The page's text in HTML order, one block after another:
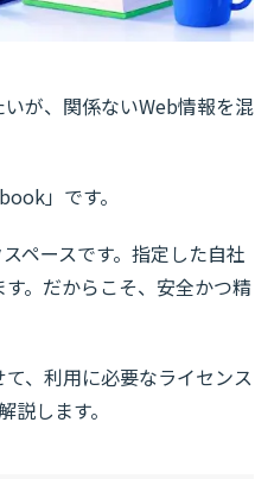
が、関係ないWeb情報を混
」です。
ペースです。指定した自社
。だからこそ、安全かつ精
、利用に必要なライセンス
します。